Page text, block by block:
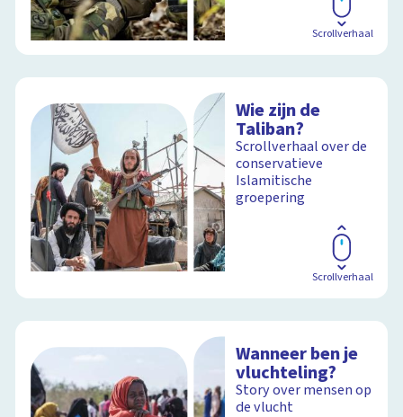
Scrollverhaal
Wie zijn de
Taliban?
Scrollverhaal over de
conservatieve
Islamitische
groepering
Scrollverhaal
Wanneer ben je
vluchteling?
Story over mensen op
de vlucht